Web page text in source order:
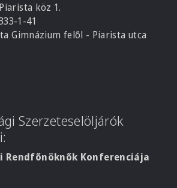
köz 1.
1-41
Gimnázium felől - Piarista utca
Szerzeteselöljárók
Rendfőnöknők Konferenciája